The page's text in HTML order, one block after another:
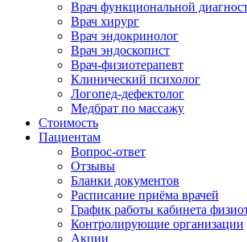
Врач функциональной
Врач хирург
Врач эндокринолог
Врач эндоскопист
Врач-физиотерапевт
Клинический психолог
Логопед-дефектолог
Медбрат по массажу
Стоимость
Пациентам
Вопрос-ответ
Отзывы
Бланки документов
Расписание приёма врачей
График работы кабинета
Контролирующие организации
Акции